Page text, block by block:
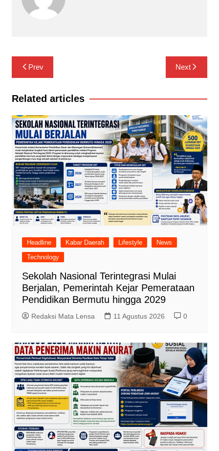
Navigasi
pos
Prev Next
Related articles
Headline Kabar Daerah Lifestyle
News
Technology
Sekolah Nasional Terintegrasi Mulai
Berjalan, Pemerintah Kejar Pemerataan
Pendidikan Bermutu hingga 2029
Redaksi Mata Lensa 11 Agustus 2026 0